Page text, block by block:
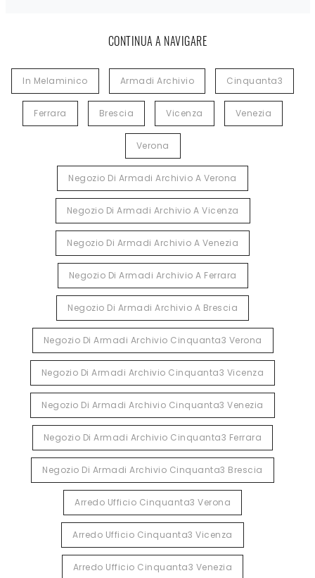
CONTINUA A NAVIGARE
In Melaminico Armadi Archivio Cinquanta3
Ferrara Brescia Vicenza Venezia
Verona
Negozio Di Armadi Archivio A Verona
Negozio Di Armadi Archivio A Vicenza
Negozio Di Armadi Archivio A Venezia
Negozio Di Armadi Archivio A Ferrara
Negozio Di Armadi Archivio A Brescia
Negozio Di Armadi Archivio Cinquanta3 Verona
Negozio Di Armadi Archivio Cinquanta3 Vicenza
Negozio Di Armadi Archivio Cinquanta3 Venezia
Negozio Di Armadi Archivio Cinquanta3 Ferrara
Negozio Di Armadi Archivio Cinquanta3 Brescia
Arredo Ufficio Cinquanta3 Verona
Arredo Ufficio Cinquanta3 Vicenza
Arredo Ufficio Cinquanta3 Venezia